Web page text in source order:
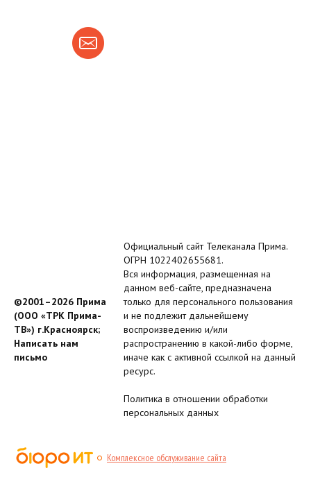
©2001–2026 Прима
(ООО «ТРК Прима-
ТВ») г.Красноярск;
Написать нам
письмо
Официальный сайт Телеканала Прима.
ОГРН 1022402655681.
Вся информация, размещенная на
данном веб-сайте, предназначена
только для персонального пользования
и не подлежит дальнейшему
воспроизведению и/или
распространению в какой-либо форме,
иначе как с активной ссылкой на данный
ресурс.
Политика в отношении обработки
персональных данных
Комплексное обслуживание сайта